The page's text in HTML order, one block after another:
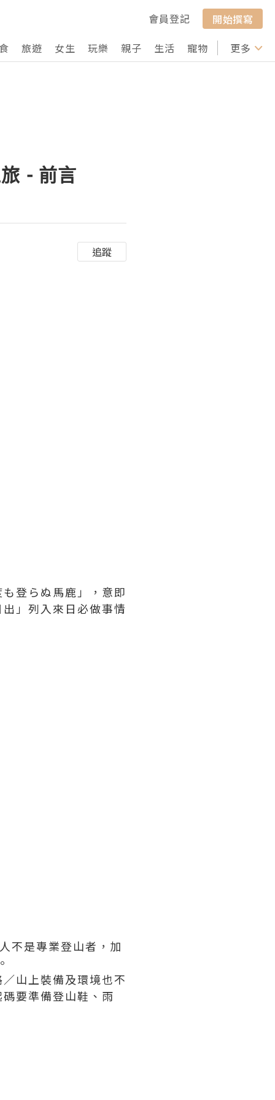
會員登記
開始撰寫
旅遊 女生 玩樂 親子 生活 寵物 行山 打卡
更多
- 前言
追蹤
登らぬ馬鹿」，意即
」列入來日必做事情
不是專業登山者，加
山上裝備及環境也不
要準備登山鞋、雨